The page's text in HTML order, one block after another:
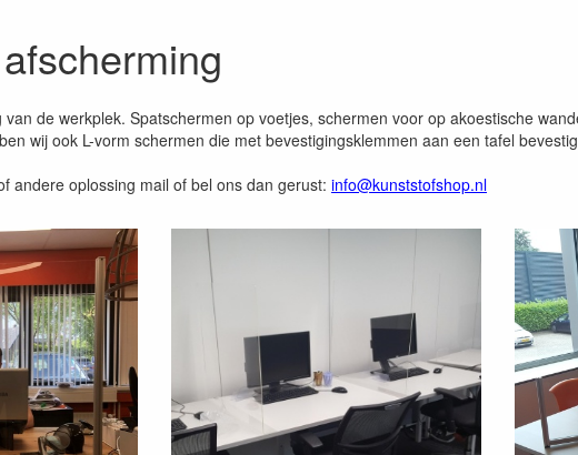
de werkplek. Spatschermen op voetjes, schermen voor op akoestische
wij ook L-vorm schermen die met bevestigingsklemmen aan een tafel
andere oplossing mail of bel ons dan gerust: info@kunststofshop.nl